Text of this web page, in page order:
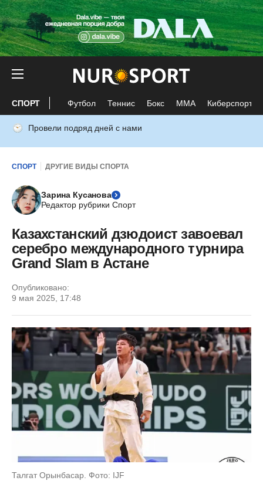
СПОРТ Футбол Теннис Бокс ММА Киберспорт
Провели подряд дней с нами
СПОРТ ДРУГИЕ ВИДЫ СПОРТА
Зарина Кусанова
Редактор рубрики Спорт
Казахстанский дзюдоист завоевал
серебро международного турнира
Grand Slam в Астане
Опубликовано:
9 мая 2025, 17:48
Талгат Орынбасар. Фото: IJF